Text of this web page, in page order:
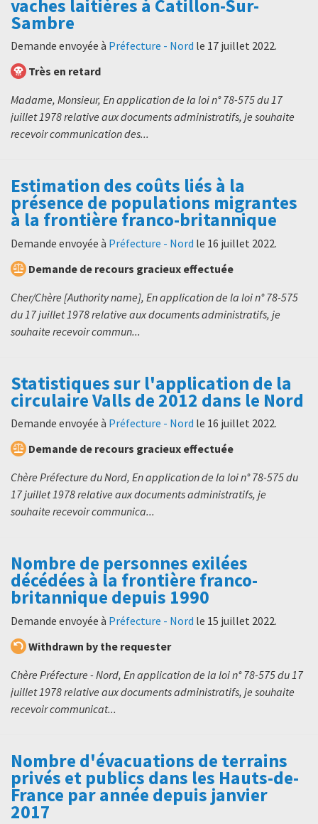
vaches laitières à Catillon-Sur-
Sambre
Demande envoyée à Préfecture - Nord le 17 juillet 2022.
Très en retard
Madame, Monsieur, En application de la loi n° 78-575 du 17
juillet 1978 relative aux documents administratifs, je souhaite
recevoir communication des...
Estimation des coûts liés à la
présence de populations migrantes
à la frontière franco-britannique
Demande envoyée à Préfecture - Nord le 16 juillet 2022.
Demande de recours gracieux effectuée
Cher/Chère [Authority name], En application de la loi n° 78-575
du 17 juillet 1978 relative aux documents administratifs, je
souhaite recevoir commun...
Statistiques sur l'application de la
circulaire Valls de 2012 dans le Nord
Demande envoyée à Préfecture - Nord le 16 juillet 2022.
Demande de recours gracieux effectuée
Chère Préfecture du Nord, En application de la loi n° 78-575 du
17 juillet 1978 relative aux documents administratifs, je
souhaite recevoir communica...
Nombre de personnes exilées
décédées à la frontière franco-
britannique depuis 1990
Demande envoyée à Préfecture - Nord le 15 juillet 2022.
Withdrawn by the requester
Chère Préfecture - Nord, En application de la loi n° 78-575 du 17
juillet 1978 relative aux documents administratifs, je souhaite
recevoir communicat...
Nombre d'évacuations de terrains
privés et publics dans les Hauts-de-
France par année depuis janvier
2017